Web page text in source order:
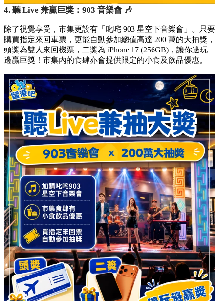
4. 聽 Live 兼贏巨獎：903 音樂會 🎶
除了視覺享受，市集更設有「叱咤 903 星空下音樂會」。只要
購買指定來回車票，更能自動參加總值高達 200 萬的大抽獎，
頭獎為雙人來回機票，二獎為 iPhone 17 (256GB)，讓你邊玩
邊贏巨獎！市集內的食肆亦會提供限定的小食及飲品優惠。